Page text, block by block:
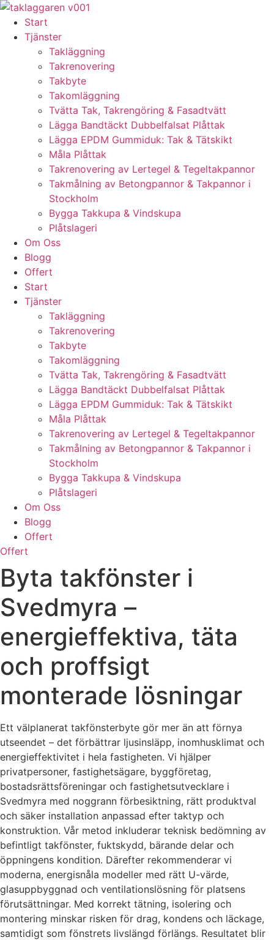
Skip
content
Start
Tjänster
Takläggning
Takrenovering
Takbyte
Takomläggning
Tvätta Tak, Takrengöring & Fasadtvätt
Lägga Bandtäckt Dubbelfalsat Plåttak
Lägga EPDM Gummiduk: Tak & Tätskikt
Måla Plåttak
Takrenovering av Lertegel & Tegeltakpannor
Takmålning av Betongpannor & Takpannor i
Stockholm
Bygga Takkupa & Vindskupa
Plåtslageri
Om Oss
Blogg
Offert
Start
Tjänster
Takläggning
Takrenovering
Takbyte
Takomläggning
Tvätta Tak, Takrengöring & Fasadtvätt
Lägga Bandtäckt Dubbelfalsat Plåttak
Lägga EPDM Gummiduk: Tak & Tätskikt
Måla Plåttak
Takrenovering av Lertegel & Tegeltakpannor
Takmålning av Betongpannor & Takpannor i
Stockholm
Bygga Takkupa & Vindskupa
Plåtslageri
Om Oss
Blogg
Offert
Offert
Byta takfönster i
Svedmyra –
energieffektiva, täta
och proffsigt
monterade lösningar
Ett välplanerat takfönsterbyte gör mer än att förnya
utseendet – det förbättrar ljusinsläpp, inomhusklimat och
energieffektivitet i hela fastigheten. Vi hjälper
privatpersoner, fastighetsägare, byggföretag,
bostadsrättsföreningar och fastighetsutvecklare i
Svedmyra med noggrann förbesiktning, rätt produktval
och säker installation anpassad efter taktyp och
konstruktion. Vår metod inkluderar teknisk bedömning av
befintligt takfönster, fuktskydd, bärande delar och
öppningens kondition. Därefter rekommenderar vi
moderna, energisnåla modeller med rätt U-värde,
glasuppbyggnad och ventilationslösning för platsens
förutsättningar. Med korrekt tätning, isolering och
montering minskar risken för drag, kondens och läckage,
samtidigt som fönstrets livslängd förlängs. Resultatet blir